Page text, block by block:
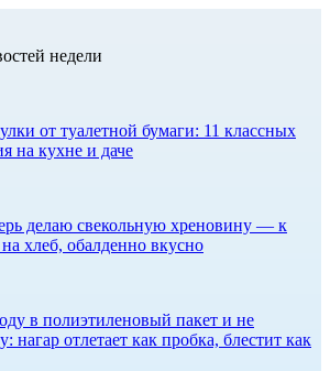
недели
от туалетной бумаги: 11 классных
на кухне и даче
делаю свекольную хреновину — к
хлеб, обалденно вкусно
в полиэтиленовый пакет и не
нагар отлетает как пробка, блестит как